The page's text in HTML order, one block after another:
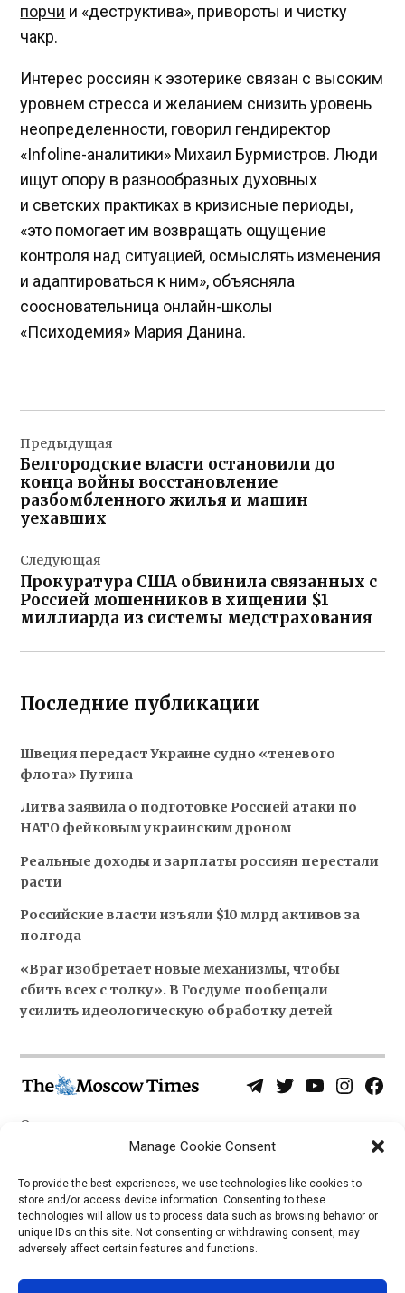
Manage Cookie Consent
To provide the best experiences, we use technologies like cookies to
store and/or access device information. Consenting to these
technologies will allow us to process data such as browsing behavior or
unique IDs on this site. Not consenting or withdrawing consent, may
adversely affect certain features and functions.
порчи и «деструктива», привороты и чистку
чакр.
Интерес россиян к эзотерике связан с высоким
уровнем стресса и желанием снизить уровень
неопределенности, говорил гендиректор
«Infoline-аналитики» Михаил Бурмистров. Люди
ищут опору в разнообразных духовных
и светских практиках в кризисные периоды,
«это помогает им возвращать ощущение
контроля над ситуацией, осмыслять изменения
и адаптироваться к ним», объясняла
соосновательница онлайн-школы
«Психодемия» Мария Данина.
по
записям
Предыдущая
Белгородские власти остановили до
конца войны восстановление
разбомбленного жилья и машин
уехавших
Следующая
Прокуратура США обвинила связанных с
Россией мошенников в хищении $1
миллиарда из системы медстрахования
Последние публикации
Швеция передаст Украине судно «теневого
флота» Путина
Литва заявила о подготовке Россией атаки по
НАТО фейковым украинским дроном
Реальные доходы и зарплаты россиян перестали
расти
Российские власти изъяли $10 млрд активов за
полгода
«Враг изобретает новые механизмы, чтобы
сбить всех с толку». В Госдуме пообещали
усилить идеологическую обработку детей
Telegram
TwitterYouTubeInstagram
О нас
Политика конфиденциальности
iOS
Android